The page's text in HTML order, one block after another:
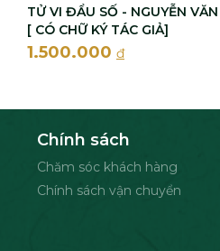
TỬ VI ĐẨU SỐ - NGUYỄN
[ CÓ CHỮ KÝ TÁC GIẢ]
1.500.000 đ
Chính sách
Chăm sóc khách hàng
Chính sách vận chuyển